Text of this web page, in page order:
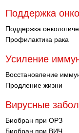
Поддержка
Поддержка
Профилактика рака
Усиление
Восстановление
Продление жизни
Вирусные
Биобран при ОРЗ
Биобран при ВИЧ